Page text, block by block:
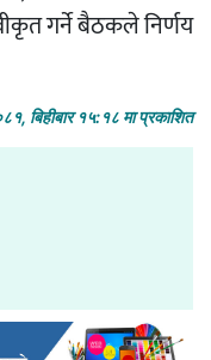
गर्ने बैठकले निर्णय
बिहीबार १५:१८ मा प्रकाशित